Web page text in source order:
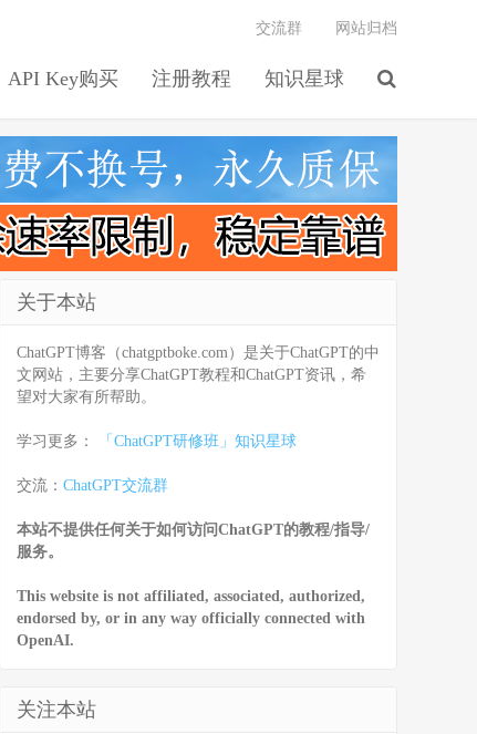
API Key购买 注册教程 知识星球
交流群 网站归档
关于本站
ChatGPT博客（chatgptboke.com）是关于ChatGPT的中
文网站，主要分享ChatGPT教程和ChatGPT资讯，希
望对大家有所帮助。
学习更多： 「ChatGPT研修班」知识星球
交流： ChatGPT交流群
本站不提供任何关于如何访问ChatGPT的教程/指导/
服务。
This website is not affiliated, associated, authorized,
endorsed by, or in any way officially connected with
OpenAI.
关注本站